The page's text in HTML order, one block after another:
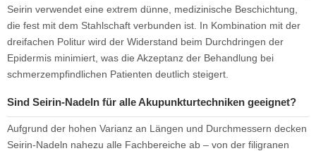
Seirin verwendet eine extrem dünne, medizinische Beschichtung,
die fest mit dem Stahlschaft verbunden ist. In Kombination mit der
dreifachen Politur wird der Widerstand beim Durchdringen der
Epidermis minimiert, was die Akzeptanz der Behandlung bei
schmerzempfindlichen Patienten deutlich steigert.
Sind Seirin-Nadeln für alle Akupunkturtechniken geeignet?
Aufgrund der hohen Varianz an Längen und Durchmessern decken
Seirin-Nadeln nahezu alle Fachbereiche ab – von der filigranen